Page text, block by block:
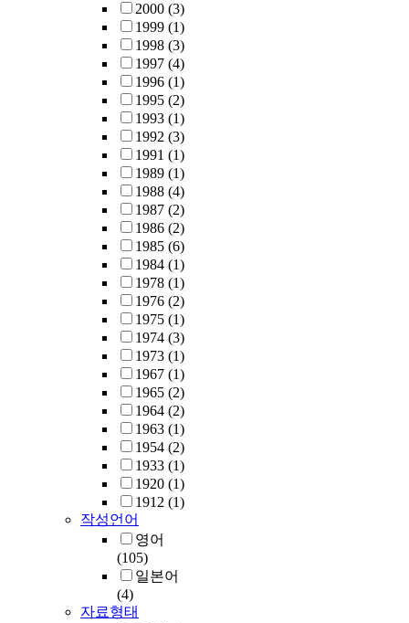
2000 (3)
1999 (1)
1998 (3)
1997 (4)
1996 (1)
1995 (2)
1993 (1)
1992 (3)
1991 (1)
1989 (1)
1988 (4)
1987 (2)
1986 (2)
1985 (6)
1984 (1)
1978 (1)
1976 (2)
1975 (1)
1974 (3)
1973 (1)
1967 (1)
1965 (2)
1964 (2)
1963 (1)
1954 (2)
1933 (1)
1920 (1)
1912 (1)
작성언어
영어
(105)
일본어
(4)
자료형태